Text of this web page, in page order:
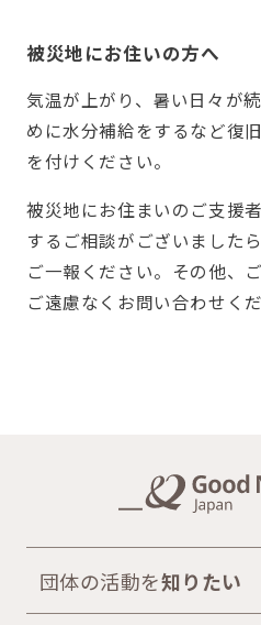
被災地にお住いの方へ
気温が上がり、暑い日々が
めに水分補給をするなど復
を付けください。
被災地にお住まいのご支援
するご相談がございまし
ご一報ください。その他、
ご遠慮なくお問い合わせくだ
団体の活動を知りたい